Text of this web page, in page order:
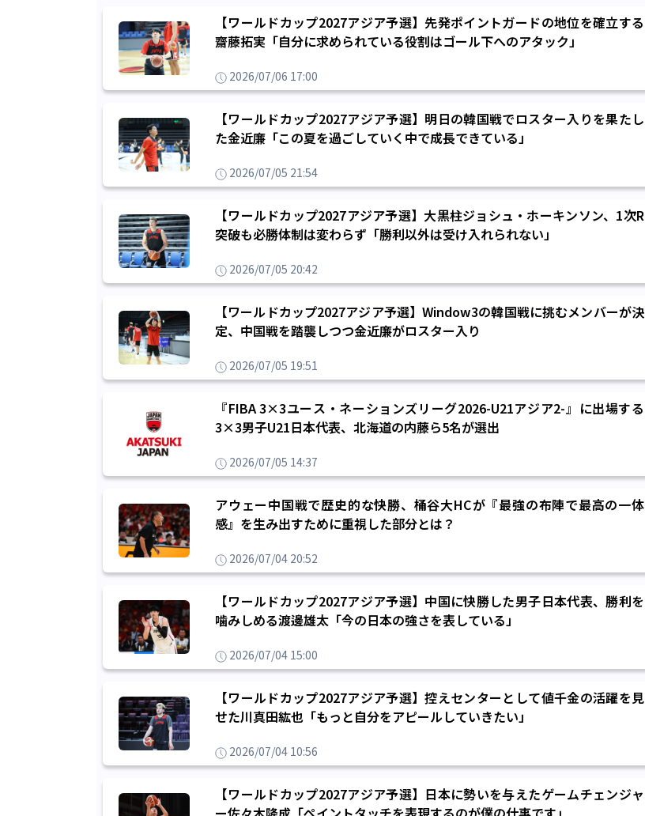
【ワールドカップ2027アジア予選】先発ポイントガードの地位を確立する
齋藤拓実「自分に求められている役割はゴール下へのアタック」
2026/07/06 17:00
【ワールドカップ2027アジア予選】明日の韓国戦でロスター入りを果たし
た金近廉「この夏を過ごしていく中で成長できている」
2026/07/05 21:54
【ワールドカップ2027アジア予選】大黒柱ジョシュ・ホーキンソン、1次R
突破も必勝体制は変わらず「勝利以外は受け入れられない」
2026/07/05 20:42
【ワールドカップ2027アジア予選】Window3の韓国戦に挑むメンバーが決
定、中国戦を踏襲しつつ金近廉がロスター入り
2026/07/05 19:51
『FIBA 3×3ユース・ネーションズリーグ2026-U21アジア2-』に出場する
3×3男子U21日本代表、北海道の内藤ら5名が選出
2026/07/05 14:37
アウェー中国戦で歴史的な快勝、桶谷大HCが『最強の布陣で最高の一体
感』を生み出すために重視した部分とは？
2026/07/04 20:52
【ワールドカップ2027アジア予選】中国に快勝した男子日本代表、勝利を
噛みしめる渡邊雄太「今の日本の強さを表している」
2026/07/04 15:00
【ワールドカップ2027アジア予選】控えセンターとして値千金の活躍を見
せた川真田紘也「もっと自分をアピールしていきたい」
2026/07/04 10:56
【ワールドカップ2027アジア予選】日本に勢いを与えたゲームチェンジャ